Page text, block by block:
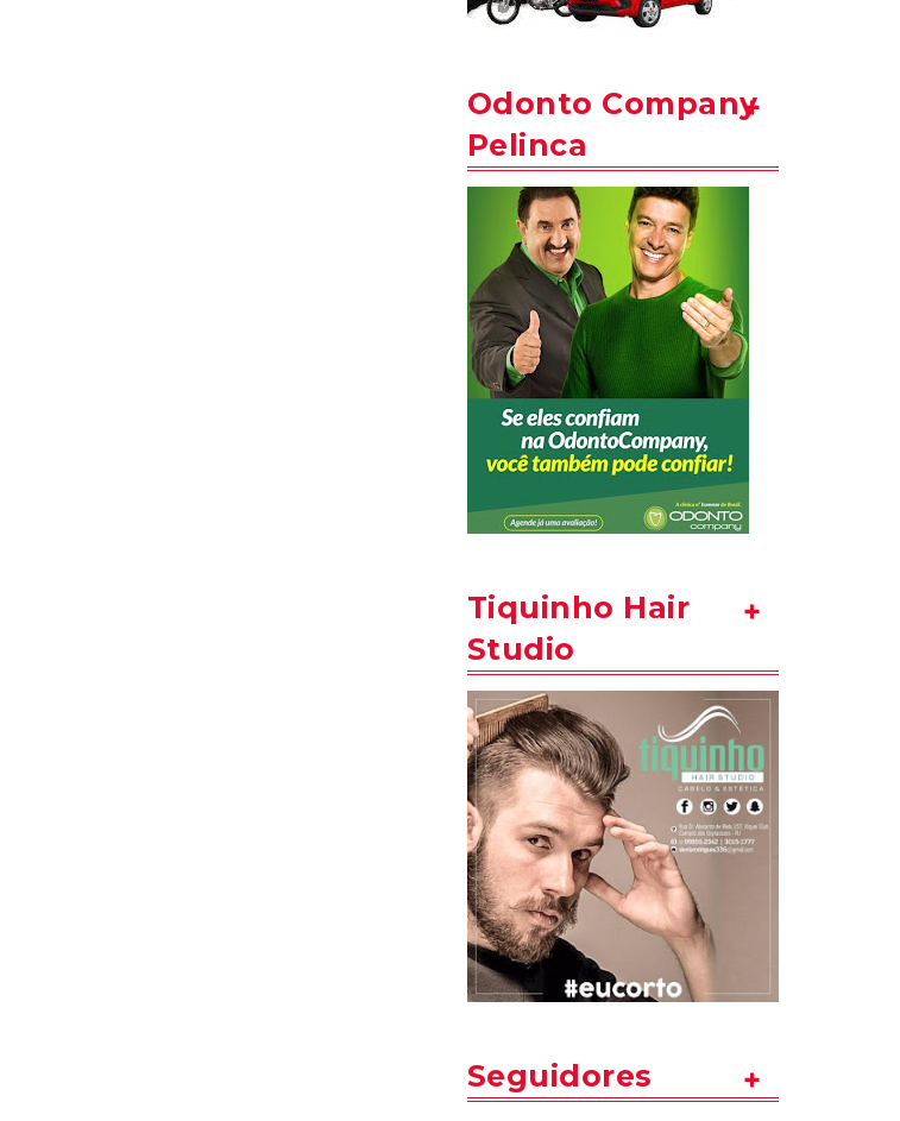
Odonto Company
Pelinca
Tiquinho Hair
Studio
Seguidores